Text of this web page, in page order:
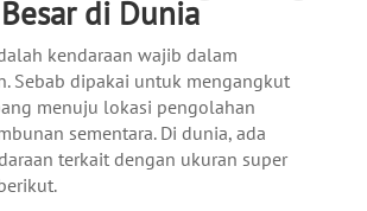
Besar di Dunia
kendaraan wajib dalam
Sebab dipakai untuk mengangkut
menuju lokasi pengolahan
sementara. Di dunia, ada
terkait dengan ukuran super